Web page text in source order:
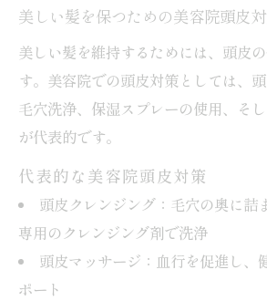
頭皮ケアによる美容院施術
美容院での頭皮管理が髪質
施術前後の頭皮ケアで差が
頭皮トラブルを防ぐ美容院の正
頭皮トラブルを避ける美容
美容院頭皮ケアの正しい受
美しい髪を保つための美容院頭皮
美しい髪を維持するためには、頭皮
す。美容院での頭皮対策としては、
毛穴洗浄、保湿スプレーの使用、そ
が代表的です。
代表的な美容院頭皮対策
頭皮クレンジング：毛穴の奥に詰
専用のクレンジング剤で洗浄
頭皮マッサージ：血行を促進し、
ポート